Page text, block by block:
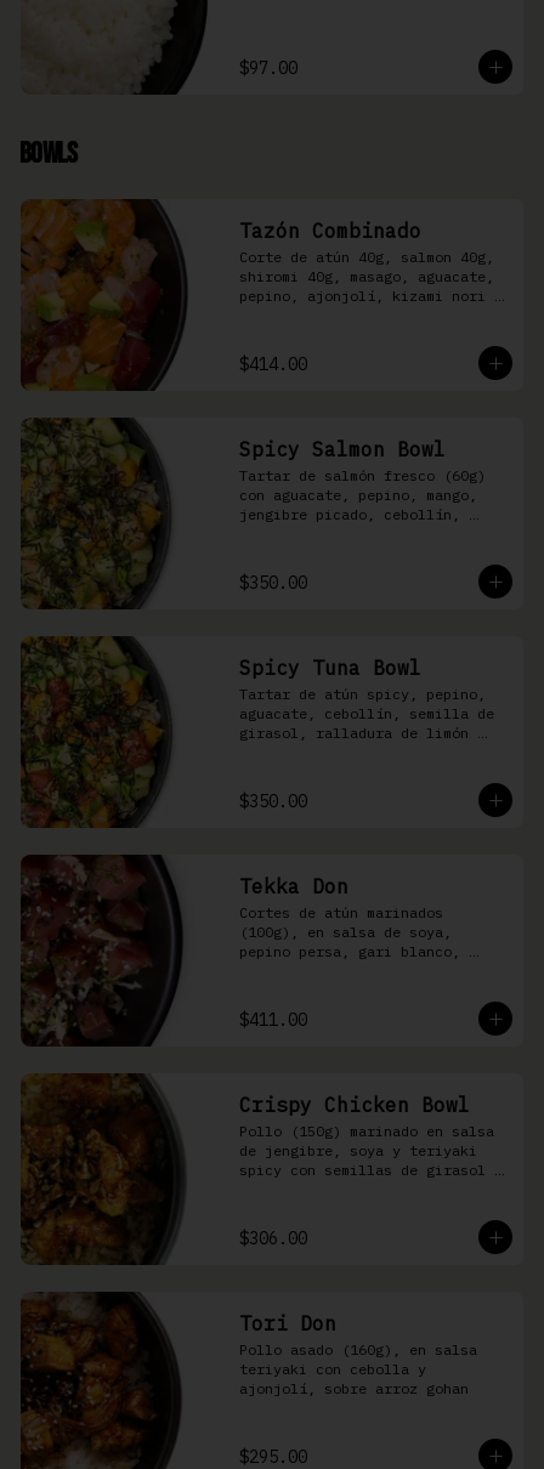
$97.00
Bowls
Tazón Combinado
Corte de atún 40g, salmon 40g,
shiromi 40g, masago, aguacate,
pepino, ajonjolí, kizami nori y
$414.00
Spicy Salmon Bowl
Tartar de salmón fresco (60g)
con aguacate, pepino, mango,
jengibre picado, cebollín,
shari
$350.00
Spicy Tuna Bowl
Tartar de atún spicy, pepino,
aguacate, cebollín, semilla de
girasol, ralladura de limón
$350.00
Tekka Don
Cortes de atún marinados
(100g), en salsa de soya,
pepino persa, gari blanco,
$411.00
Crispy Chicken Bowl
Pollo (150g) marinado en salsa
de jengibre, soya y teriyaki
spicy con semillas de girasol y
$306.00
Tori Don
Pollo asado (160g), en salsa
teriyaki con cebolla y
ajonjolí, sobre arroz gohan
$295.00